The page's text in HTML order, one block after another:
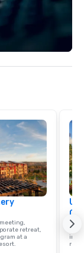
mingle, and easily
each experience with
engaging information
meeting events, from
team building. All-Inclusive Group
Dining When meeting
corporate group
Smacking Foodie
group is assured a
experience with three
signature dishes at
Our affordable tours
person with tax and
retreat,
at a
Find